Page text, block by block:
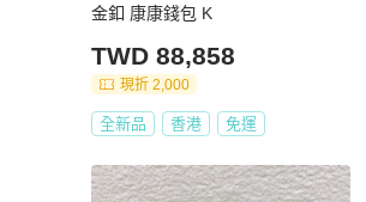
金釦 康康錢包 K
TWD 88,858
現折 2,000
全新品 香港 免運